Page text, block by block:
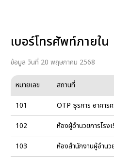
เบอร์โทรศัพท์ภายใน
ข้อมูล วันที่ 20 พฤษภาคม 2568
หมายเลข
สถานที่
101
OTP ธุรการ อาคาร
102
ห้องผู้อำนวยการโรง
103
ห้องสำนักงานผู้อำนว